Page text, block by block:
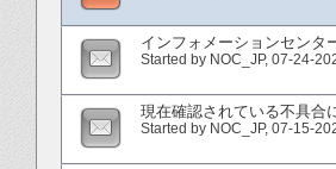
インフォメーションセンタ
Started by NOC_JP‎, 07-24-
現在確認されている不具合
Started by NOC_JP‎, 07-15-